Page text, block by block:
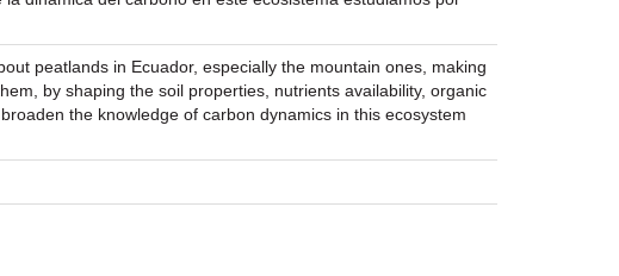
peatlands in Ecuador, especially the mountain ones, making
by shaping the soil properties, nutrients availability, organic
the knowledge of carbon dynamics in this ecosystem